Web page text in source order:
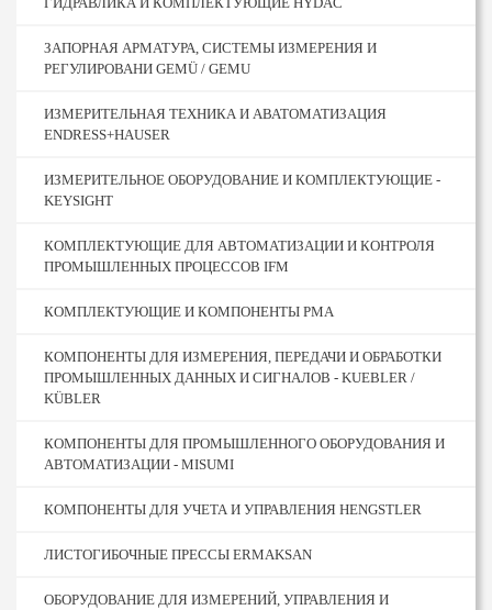
ЗАПОРНАЯ АРМАТУРА, СИСТЕМЫ ИЗМЕРЕНИЯ И
РЕГУЛИРОВАНИ GEMÜ / GEMU
ИЗМЕРИТЕЛЬНАЯ ТЕХНИКА И АВАТОМАТИЗАЦИЯ
ENDRESS+HAUSER
ИЗМЕРИТЕЛЬНОЕ ОБОРУДОВАНИЕ И КОМПЛЕКТУЮЩИЕ -
KEYSIGHT
КОМПЛЕКТУЮЩИЕ ДЛЯ АВТОМАТИЗАЦИИ И КОНТРОЛЯ
ПРОМЫШЛЕННЫХ ПРОЦЕССОВ IFM
КОМПЛЕКТУЮЩИЕ И КОМПОНЕНТЫ PMA
КОМПОНЕНТЫ ДЛЯ ИЗМЕРЕНИЯ, ПЕРЕДАЧИ И ОБРАБОТКИ
ПРОМЫШЛЕННЫХ ДАННЫХ И СИГНАЛОВ - KUEBLER /
KÜBLER
КОМПОНЕНТЫ ДЛЯ ПРОМЫШЛЕННОГО ОБОРУДОВАНИЯ И
АВТОМАТИЗАЦИИ - MISUMI
КОМПОНЕНТЫ ДЛЯ УЧЕТА И УПРАВЛЕНИЯ HENGSTLER
ЛИСТОГИБОЧНЫЕ ПРЕССЫ ERMAKSAN
ОБОРУДОВАНИЕ ДЛЯ ИЗМЕРЕНИЙ, УПРАВЛЕНИЯ И